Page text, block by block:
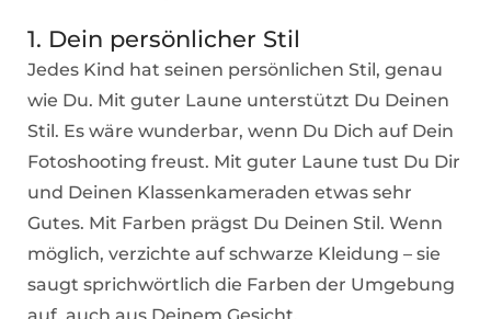
1. Dein persönlicher Stil
Jedes Kind hat seinen persönlichen Stil, genau
wie Du. Mit guter Laune unterstützt Du Deinen
Stil. Es wäre wunderbar, wenn Du Dich auf Dein
Fotoshooting freust. Mit guter Laune tust Du Dir
und Deinen Klassenkameraden etwas sehr
Gutes. Mit Farben prägst Du Deinen Stil. Wenn
möglich, verzichte auf schwarze Kleidung – sie
saugt sprichwörtlich die Farben der Umgebung